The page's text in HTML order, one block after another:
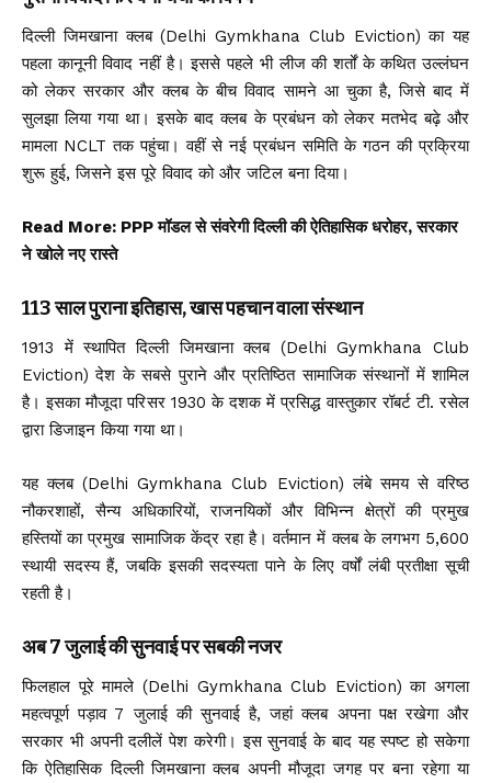
दिल्ली जिमखाना क्लब (Delhi Gymkhana Club Eviction) का यह
पहला कानूनी विवाद नहीं है। इससे पहले भी लीज की शर्तों के कथित उल्लंघन
को लेकर सरकार और क्लब के बीच विवाद सामने आ चुका है, जिसे बाद में
सुलझा लिया गया था। इसके बाद क्लब के प्रबंधन को लेकर मतभेद बढ़े और
मामला NCLT तक पहुंचा। वहीं से नई प्रबंधन समिति के गठन की प्रक्रिया
शुरू हुई, जिसने इस पूरे विवाद को और जटिल बना दिया।
Read More: PPP मॉडल से संवरेगी दिल्ली की ऐतिहासिक धरोहर, सरकार
ने खोले नए रास्ते
113 साल पुराना इतिहास, खास पहचान वाला संस्थान
1913 में स्थापित दिल्ली जिमखाना क्लब (Delhi Gymkhana Club
Eviction) देश के सबसे पुराने और प्रतिष्ठित सामाजिक संस्थानों में शामिल
है। इसका मौजूदा परिसर 1930 के दशक में प्रसिद्ध वास्तुकार रॉबर्ट टी. रसेल
द्वारा डिजाइन किया गया था।
यह क्लब (Delhi Gymkhana Club Eviction) लंबे समय से वरिष्ठ
नौकरशाहों, सैन्य अधिकारियों, राजनयिकों और विभिन्न क्षेत्रों की प्रमुख
हस्तियों का प्रमुख सामाजिक केंद्र रहा है। वर्तमान में क्लब के लगभग 5,600
स्थायी सदस्य हैं, जबकि इसकी सदस्यता पाने के लिए वर्षों लंबी प्रतीक्षा सूची
रहती है।
अब 7 जुलाई की सुनवाई पर सबकी नजर
फिलहाल पूरे मामले (Delhi Gymkhana Club Eviction) का अगला
महत्वपूर्ण पड़ाव 7 जुलाई की सुनवाई है, जहां क्लब अपना पक्ष रखेगा और
सरकार भी अपनी दलीलें पेश करेगी। इस सुनवाई के बाद यह स्पष्ट हो सकेगा
कि ऐतिहासिक दिल्ली जिमखाना क्लब अपनी मौजूदा जगह पर बना रहेगा या